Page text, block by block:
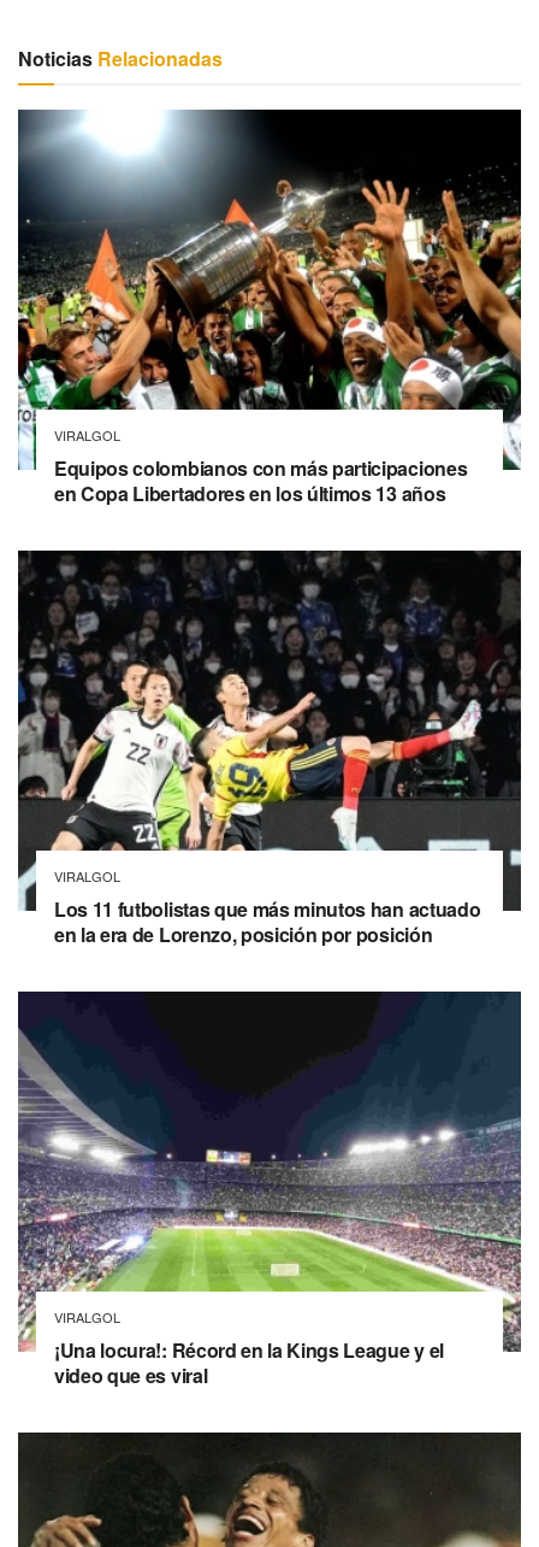
Noticias Relacionadas
VIRALGOL
Equipos colombianos con más participaciones
en Copa Libertadores en los últimos 13 años
VIRALGOL
Los 11 futbolistas que más minutos han actuado
en la era de Lorenzo, posición por posición
VIRALGOL
¡Una locura!: Récord en la Kings League y el
video que es viral